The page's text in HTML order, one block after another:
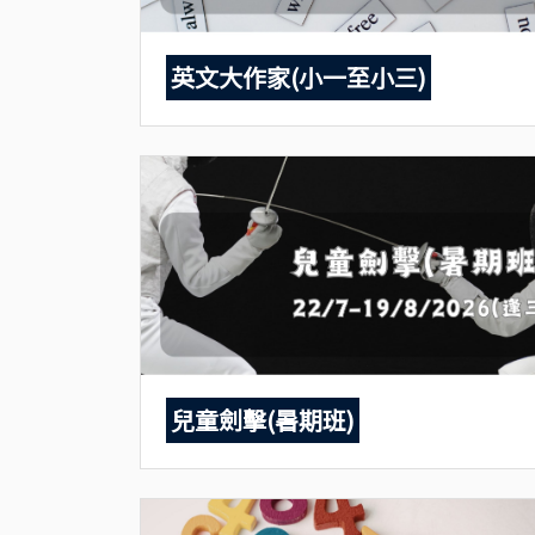
英文大作家(小一至小三)
兒童劍擊(暑期班)